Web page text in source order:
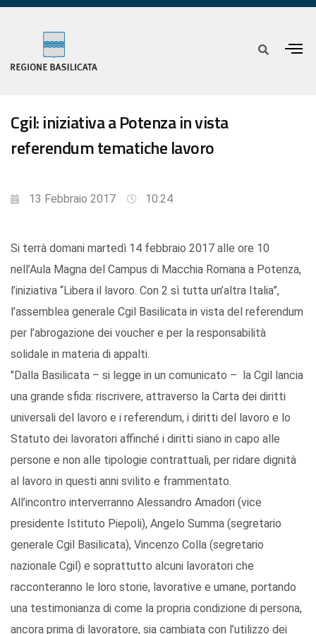
Cgil: iniziativa a Potenza in vista
referendum tematiche lavoro
13 Febbraio 2017 10:24
Si terrà domani martedì 14 febbraio 2017 alle ore 10
nell’Aula Magna del Campus di Macchia Romana a Potenza,
l’iniziativa “Libera il lavoro. Con 2 sì tutta un’altra Italia”,
l’assemblea generale Cgil Basilicata in vista del referendum
per l’abrogazione dei voucher e per la responsabilità
solidale in materia di appalti.
"Dalla Basilicata – si legge in un comunicato – la Cgil lancia
una grande sfida: riscrivere, attraverso la Carta dei diritti
universali del lavoro e i referendum, i diritti del lavoro e lo
Statuto dei lavoratori affinché i diritti siano in capo alle
persone e non alle tipologie contrattuali, per ridare dignità
al lavoro in questi anni svilito e frammentato.
All’incontro interverranno Alessandro Amadori (vice
presidente Istituto Piepoli), Angelo Summa (segretario
generale Cgil Basilicata), Vincenzo Colla (segretario
nazionale Cgil) e soprattutto alcuni lavoratori che
racconteranno le loro storie, lavorative e umane, portando
una testimonianza di come la propria condizione di persona,
ancora prima di lavoratore, sia cambiata con l’utilizzo dei